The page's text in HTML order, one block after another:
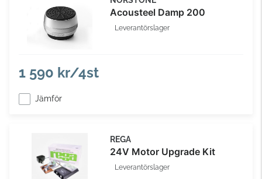
Acousteel Damp 200
Leverantörslager
1 590 kr/4st
Jämför
REGA
24V Motor Upgrade Kit
Leverantörslager